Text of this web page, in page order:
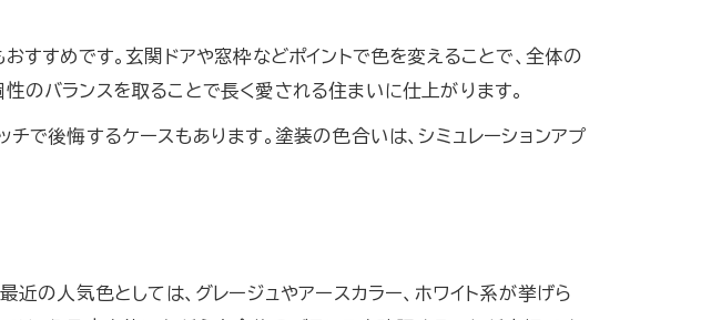
すすめです。玄関ドアや窓枠などポイントで色を変えることで、全体の
バランスを取ることで長く愛される住まいに仕上がります。
で後悔するケースもあります。塗装の色合いは、シミュレーションアプ
の人気色としては、グレージュやアースカラー、ホワイト系が挙げら